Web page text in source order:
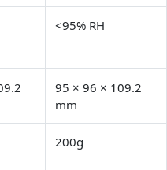
<95% RH
95 × 96 × 109.2
mm
200g